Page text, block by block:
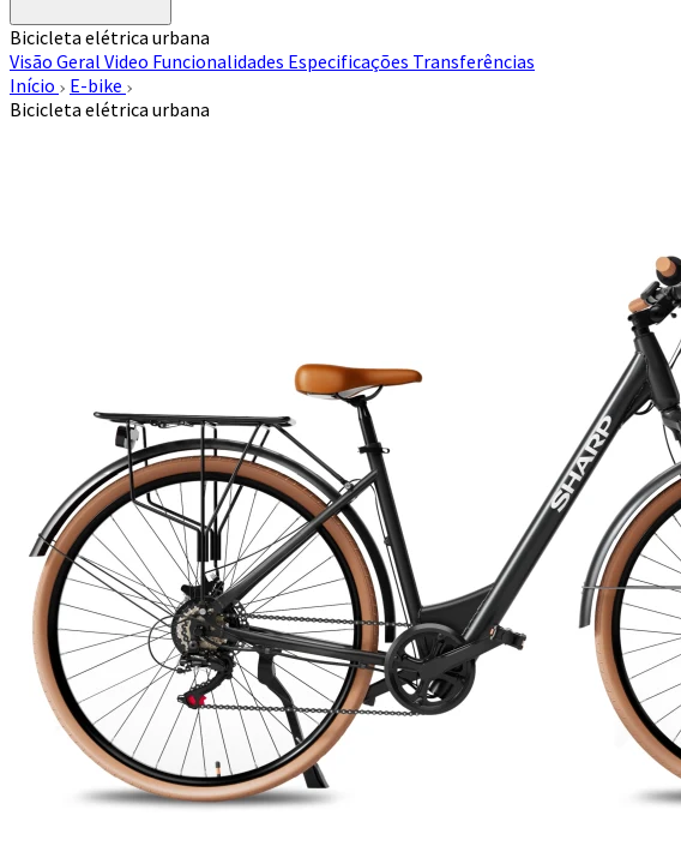
Bicicleta elétrica urbana
Visão Geral Video Funcionalidades Especificações Transferências
Início
E-bike
Bicicleta elétrica urbana